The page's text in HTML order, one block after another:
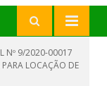
Nº 9/2020-00017
PARA LOCAÇÃO DE